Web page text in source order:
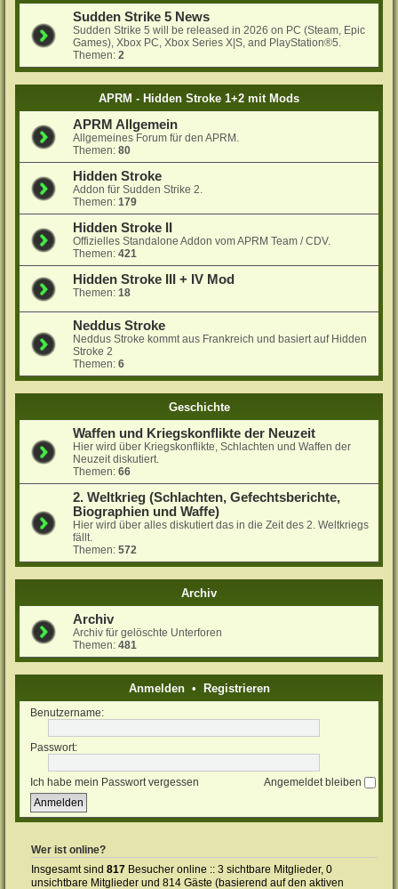
Sudden Strike 5 News
Sudden Strike 5 will be released in 2026 on PC (Steam, Epic
Games), Xbox PC, Xbox Series X|S, and PlayStation®5.
Themen:2
APRM - Hidden Stroke 1+2 mit Mods
APRM Allgemein
Allgemeines Forum für den APRM.
Themen:80
Hidden Stroke
Addon für Sudden Strike 2.
Themen:179
Hidden Stroke II
Offizielles Standalone Addon vom APRM Team / CDV.
Themen:421
Hidden Stroke III + IV Mod
Themen:18
Neddus Stroke
Neddus Stroke kommt aus Frankreich und basiert auf Hidden
Stroke 2
Themen:6
Geschichte
Waffen und Kriegskonflikte der Neuzeit
Hier wird über Kriegskonflikte, Schlachten und Waffen der
Neuzeit diskutiert.
Themen:66
2. Weltkrieg (Schlachten, Gefechtsberichte,
Biographien und Waffe)
Hier wird über alles diskutiert das in die Zeit des 2. Weltkriegs
fällt.
Themen:572
Archiv
Archiv
Archiv für gelöschte Unterforen
Themen:481
Anmelden• Registrieren
Benutzername:
Passwort:
Ich habe mein Passwort vergessen Angemeldet bleiben
Wer ist online?
Insgesamt sind817 Besucher online :: 3 sichtbare Mitglieder, 0
unsichtbare Mitglieder und 814 Gäste (basierend auf den aktiven